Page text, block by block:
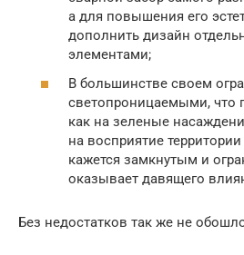
а для повышения его
дополнить дизайн
элементами;
В большинстве своем
светопроницаемыми, что
как на зеленые
на восприятие
кажется замкнутым и
оказывает давящего
Без недостатков так же не